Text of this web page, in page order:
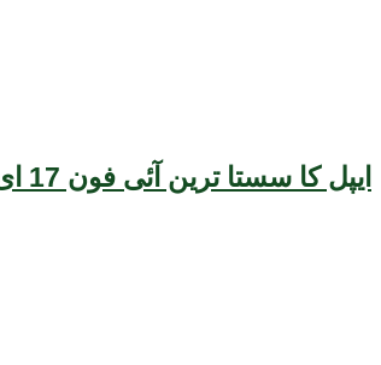
ایپل کا سستا ترین آئی فون 17 ای فروری 2026 میں متعارف ہونے کا امکان، قیمت بھی سامنے آگئی